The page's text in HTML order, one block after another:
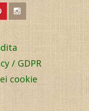
/ GDPR
cookie